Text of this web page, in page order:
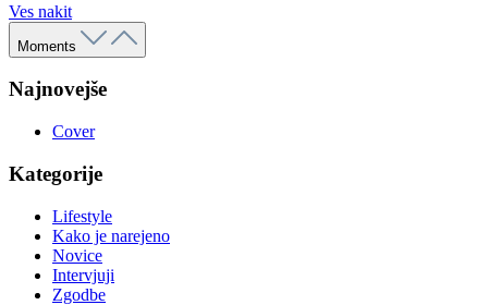
Ves nakit
Moments
Najnovejše
Cover
Kategorije
Lifestyle
Kako je narejeno
Novice
Intervjuji
Zgodbe